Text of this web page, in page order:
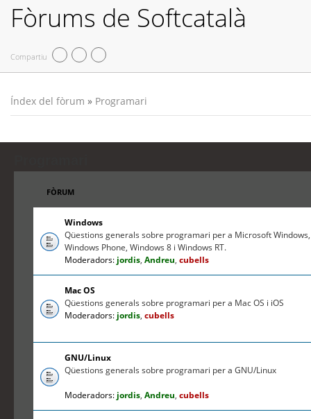
Fòrums de Softcatalà
Compartiu
Índex del fòrum » Programari
FÒRUM
Windows
Qüestions generals sobre programari per a Microsoft Windows,
Windows Phone, Windows 8 i Windows RT.
Moderadors: jordis,Andreu,cubells
Mac OS
Qüestions generals sobre programari per a Mac OS i iOS
Moderadors: jordis,cubells
GNU/Linux
Qüestions generals sobre programari per a GNU/Linux
Moderadors: jordis,Andreu,cubells